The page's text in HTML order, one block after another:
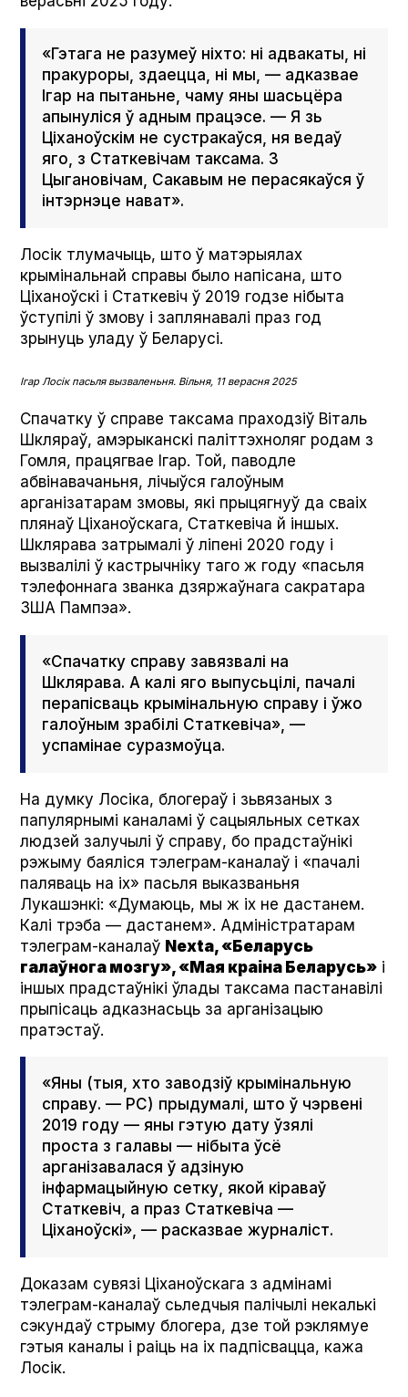
«Гэтага не разумеў ніхто: ні адвакаты, ні
пракуроры, здаецца, ні мы, — адказвае
Ігар на пытаньне, чаму яны шасьцёра
апынуліся ў адным працэсе. — Я зь
Ціханоўскім не сустракаўся, ня ведаў
яго, з Статкевічам таксама. З
Цыгановічам, Сакавым не перасякаўся ў
інтэрнэце нават».
Лосік тлумачыць, што ў матэрыялах
крымінальнай справы было напісана, што
Ціханоўскі і Статкевіч ў 2019 годзе нібыта
ўступілі ў змову і заплянавалі праз год
зрынуць уладу ў Беларусі.
Ігар Лосік пасьля вызваленьня. Вільня, 11 верасня 2025
Спачатку ў справе таксама праходзіў Віталь
Шкляраў, амэрыканскі паліттэхноляг родам з
Гомля, працягвае Ігар. Той, паводле
абвінавачаньня, лічыўся галоўным
арганізатарам змовы, які прыцягнуў да сваіх
плянаў Ціханоўскага, Статкевіча й іншых.
Шклярава затрымалі ў ліпені 2020 году і
вызвалілі ў кастрычніку таго ж году «пасьля
тэлефоннага званка дзяржаўнага сакратара
ЗША Пампэа».
«Спачатку справу завязвалі на
Шклярава. А калі яго выпусьцілі, пачалі
перапісваць крымінальную справу і ўжо
галоўным зрабілі Статкевіча», —
успамінае суразмоўца.
На думку Лосіка, блогераў і зьвязаных з
папулярнымі каналамі ў сацыяльных сетках
людзей залучылі ў справу, бо прадстаўнікі
рэжыму баяліся тэлеграм-каналаў і «пачалі
паляваць на іх» пасьля выказваньня
Лукашэнкі: «Думаюць, мы ж іх не дастанем.
Калі трэба — дастанем». Адміністратарам
тэлеграм-каналаў Nex­ta, «Беларусь
галаўнога мозгу», «Мая краіна Беларусь» і
іншых прадстаўнікі ўлады таксама пастанавілі
прыпісаць адказнасьць за арганізацыю
пратэстаў.
«Яны (тыя, хто заводзіў крымінальную
справу. — РС) прыдумалі, што ў чэрвені
2019 году — яны гэтую дату ўзялі
проста з галавы — нібыта ўсё
арганізавалася ў адзіную
інфармацыйную сетку, якой кіраваў
Статкевіч, а праз Статкевіча —
Ціханоўскі», — расказвае журналіст.
Доказам сувязі Ціханоўскага з адмінамі
тэлеграм-каналаў сьледчыя палічылі некалькі
сэкундаў стрыму блогера, дзе той рэклямуе
гэтыя каналы і раіць на іх падпісвацца, кажа
Лосік.